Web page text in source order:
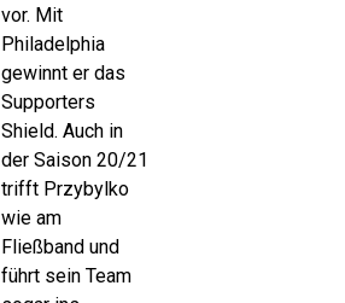
vor. Mit
Philadelphia
gewinnt er das
Supporters
Shield. Auch in
der Saison 20/21
trifft Przybylko
wie am
Fließband und
führt sein Team